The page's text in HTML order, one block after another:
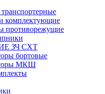
комплектующие
противорежущие
ЗЧ СХТ
бортовые
МКШ